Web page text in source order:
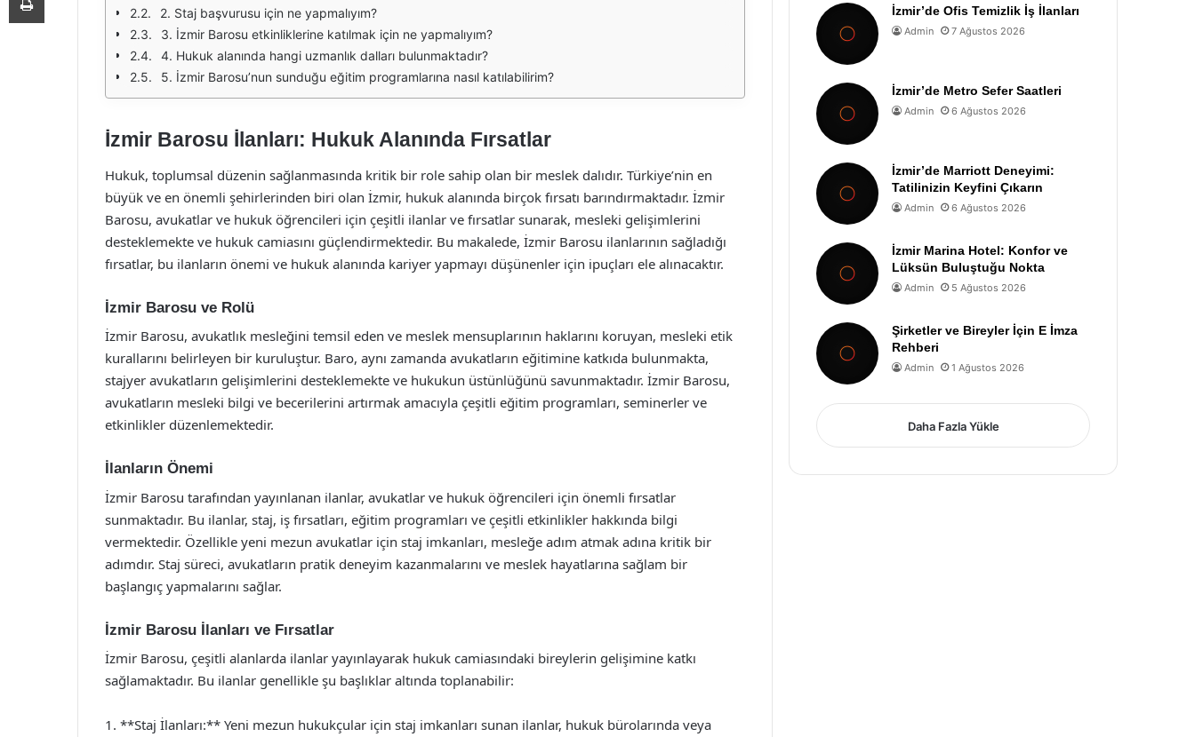
2. Staj başvurusu için ne yapmalıyım?
3. İzmir Barosu etkinliklerine katılmak için ne yapmalıyım?
4. Hukuk alanında hangi uzmanlık dalları bulunmaktadır?
5. İzmir Barosu’nun sunduğu eğitim programlarına nasıl katılabilirim?
İzmir Barosu İlanları: Hukuk Alanında Fırsatlar
Hukuk, toplumsal düzenin sağlanmasında kritik bir role sahip olan bir meslek dalıdır. Türkiye’nin en
büyük ve en önemli şehirlerinden biri olan İzmir, hukuk alanında birçok fırsatı barındırmaktadır. İzmir
Barosu, avukatlar ve hukuk öğrencileri için çeşitli ilanlar ve fırsatlar sunarak, mesleki gelişimlerini
desteklemekte ve hukuk camiasını güçlendirmektedir. Bu makalede, İzmir Barosu ilanlarının sağladığı
fırsatlar, bu ilanların önemi ve hukuk alanında kariyer yapmayı düşünenler için ipuçları ele alınacaktır.
İzmir Barosu ve Rolü
İzmir Barosu, avukatlık mesleğini temsil eden ve meslek mensuplarının haklarını koruyan, mesleki etik
kurallarını belirleyen bir kuruluştur. Baro, aynı zamanda avukatların eğitimine katkıda bulunmakta,
stajyer avukatların gelişimlerini desteklemekte ve hukukun üstünlüğünü savunmaktadır. İzmir Barosu,
avukatların mesleki bilgi ve becerilerini artırmak amacıyla çeşitli eğitim programları, seminerler ve
etkinlikler düzenlemektedir.
İlanların Önemi
İzmir Barosu tarafından yayınlanan ilanlar, avukatlar ve hukuk öğrencileri için önemli fırsatlar
sunmaktadır. Bu ilanlar, staj, iş fırsatları, eğitim programları ve çeşitli etkinlikler hakkında bilgi
vermektedir. Özellikle yeni mezun avukatlar için staj imkanları, mesleğe adım atmak adına kritik bir
adımdır. Staj süreci, avukatların pratik deneyim kazanmalarını ve meslek hayatlarına sağlam bir
başlangıç yapmalarını sağlar.
İzmir Barosu İlanları ve Fırsatlar
İzmir Barosu, çeşitli alanlarda ilanlar yayınlayarak hukuk camiasındaki bireylerin gelişimine katkı
sağlamaktadır. Bu ilanlar genellikle şu başlıklar altında toplanabilir:
1. **Staj İlanları:** Yeni mezun hukukçular için staj imkanları sunan ilanlar, hukuk bürolarında veya
İzmir’de Ofis Temizlik İş İlanları
Admin 7 Ağustos 2026
İzmir’de Metro Sefer Saatleri
Admin 6 Ağustos 2026
İzmir’de Marriott Deneyimi:
Tatilinizin Keyfini Çıkarın
Admin 6 Ağustos 2026
İzmir Marina Hotel: Konfor ve
Lüksün Buluştuğu Nokta
Admin 5 Ağustos 2026
Şirketler ve Bireyler İçin E İmza
Rehberi
Admin 1 Ağustos 2026
Daha Fazla Yükle